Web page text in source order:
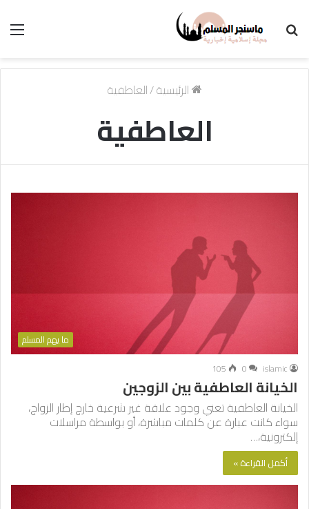
الرئيسية/العاطفية
العاطفية
ما يهم المسلم
islamic
0
105
الخيانة العاطفية بين الزوجين
الخيانة العاطفية تعني وجود علاقة غير شرعية خارج إطار الزواج،
سواء كانت عبارة عن كلمات مباشرة، أو بواسطة مراسلات
إلكترونية،…
أكمل القراءة »